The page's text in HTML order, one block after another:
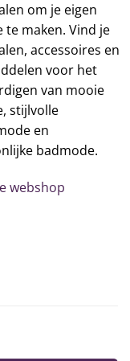
om je eigen
te maken. Vind je
accessoires en
voor het
van mooie
stijlvolle
en
badmode.
webshop